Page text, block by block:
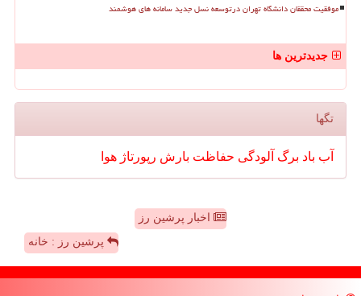
موفقیت محققان دانشگاه تهران درتوسعه نسل جدید سامانه های هوشمند
جدیدترین ها
تگها
آب باد برگ آلودگی حفاظت بارش رپورتاژ هوا
اخبار پرشین رز
پرشین رز : خانه